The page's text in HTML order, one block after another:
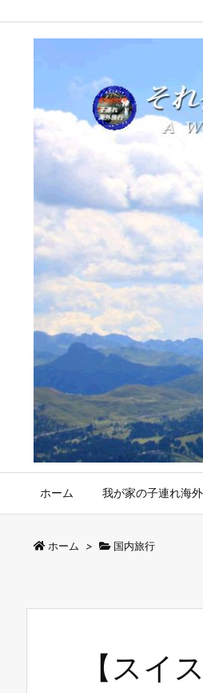
ホーム 我が家の子連れ海
ホーム > 国内旅行
【スイ